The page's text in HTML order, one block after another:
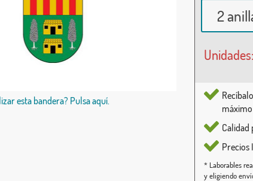
esta bandera? Pulsa aquí.
2
Unidades:
Calidad
Precios
* Laborables
y eligiendo